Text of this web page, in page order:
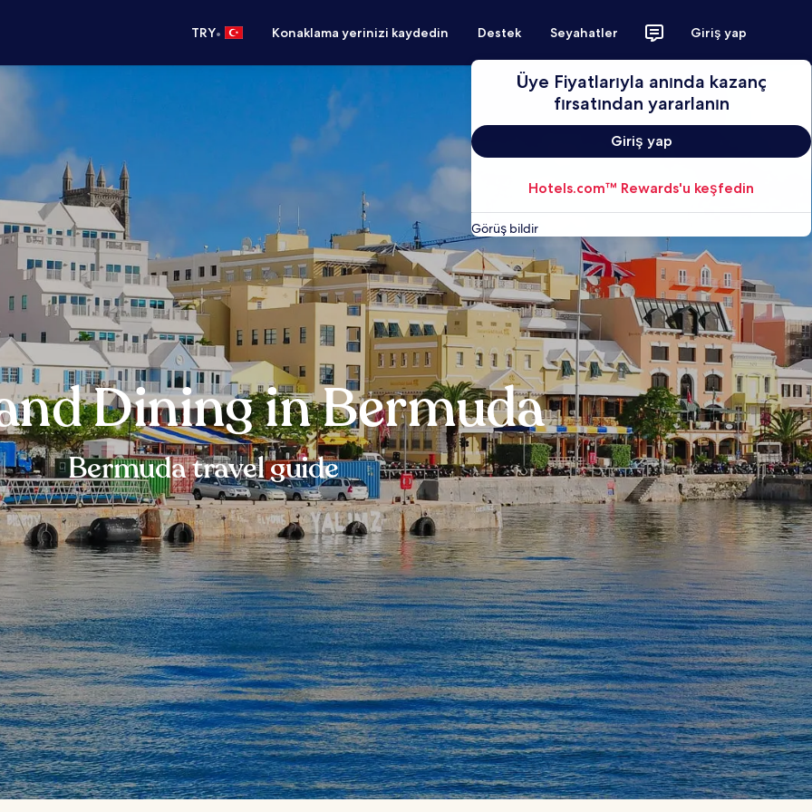
TRY• Konaklama yerinizi kaydedin Destek Seyahatler Giriş yap
Üye Fiyatlarıyla anında kazanç
fırsatından yararlanın
Giriş yap
Hotels.com™ Rewards'u keşfedin
Görüş bildir
Dining in Bermuda
Bermuda travel guide